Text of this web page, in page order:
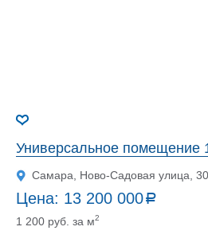
Универсальное помещение
Самара, Ново-Садовая улица,
Цена: 13 200 000 a
руб.
1 200 руб. за м2